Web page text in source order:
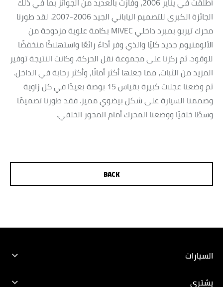
الجائزة الكبرى للتصميم الياباني الجيد 2006-2007. لقد طورنا
محرك تيربو بمبرد داخلي MIVEC بكامة علوية مزدوجة من
الألومنيوم جديد كليًا والذي وفر أداءً رائعًا واستهلاكًا منخفضًا
للوقود. ثم ركزنا على مجموعة نقل الحركة. وكانت النتيجة توفير
المزيد من الثبات، مما جعلها أكثر أمانًا، وأكثر رحابة في الداخل.
ثم وضعنا عجلات كبيرة بقياس 15 بوصة بعيدًا في كل زاوية
وصممنا السيارة على شكل بيضوي مميز. فقد طورنا تصميمًا
وسطًا خلفيًا ووضعنا المحرك أمام المحور الخلفي.
BACK
السيارات
جميع المركبات
يشترى